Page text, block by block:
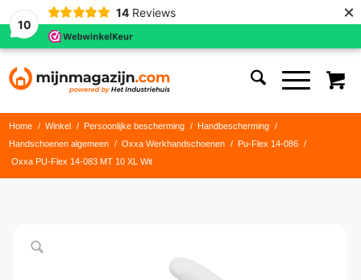
10
14 Reviews ×
Home / Winkel / Persoonlijke bescherming / Handbescherming
/
Handschoenen algemeen
/ Oxxa Werkhandschoenen / Pu-Flex 14-086
/
Oxxa PU-Flex 14-083 MT 10 XL Wit